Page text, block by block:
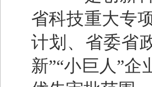
省科技重大专
计划、省委省
新”“小巨人”